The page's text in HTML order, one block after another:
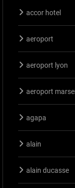
accor hotel
aeroport
aeroport lyon
aeroport
agapa
alain
alain ducasse